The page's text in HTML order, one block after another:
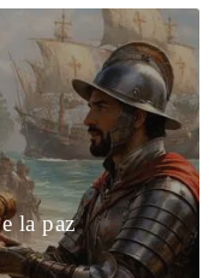
la paz